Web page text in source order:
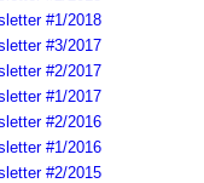
#1/2018
#3/2017
#2/2017
#1/2017
#2/2016
#1/2016
#2/2015